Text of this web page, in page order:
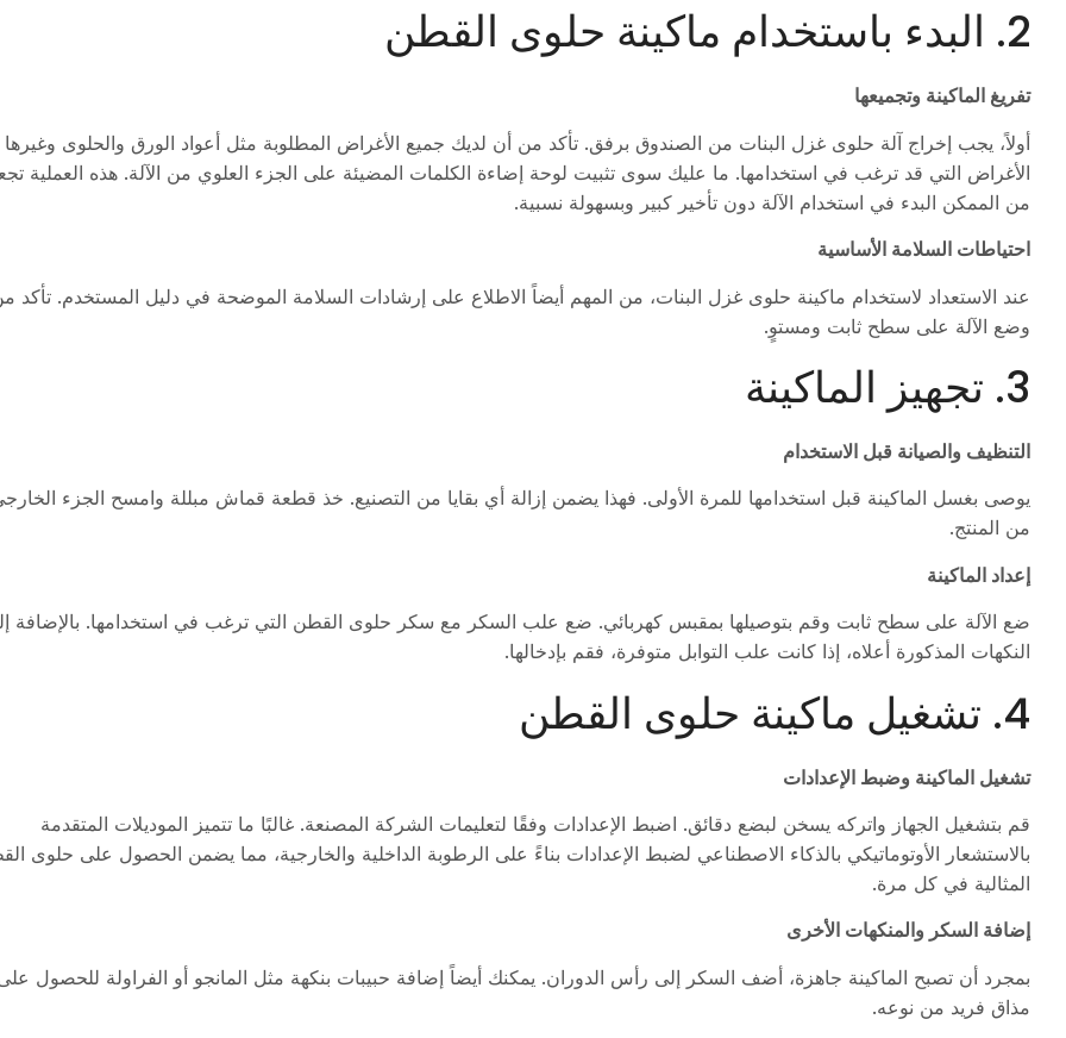
2. البدء باستخدام ماكينة حلوى القطن
تفريغ الماكينة وتجميعها
أولاً، يجب إخراج آلة حلوى غزل البنات من الصندوق برفق. تأكد من أن لديك جميع الأغراض المطلوبة مثل أعواد الورق والحلوى
الأغراض التي قد ترغب في استخدامها. ما عليك سوى تثبيت لوحة إضاءة الكلمات المضيئة على الجزء العلوي من الآلة. هذه العملية
من الممكن البدء في استخدام الآلة دون تأخير كبير وبسهولة نسبية.
احتياطات السلامة الأساسية
عند الاستعداد لاستخدام ماكينة حلوى غزل البنات، من المهم أيضاً الاطلاع على إرشادات السلامة الموضحة في دليل المستخدم. تأكد
وضع الآلة على سطح ثابت ومستوٍ.
3. تجهيز الماكينة
التنظيف والصيانة قبل الاستخدام
يوصى بغسل الماكينة قبل استخدامها للمرة الأولى. فهذا يضمن إزالة أي بقايا من التصنيع. خذ قطعة قماش مبللة وامسح الجزء
من المنتج.
إعداد الماكينة
ضع الآلة على سطح ثابت وقم بتوصيلها بمقبس كهربائي. ضع علب السكر مع سكر حلوى القطن التي ترغب في استخدامها. بالإضافة
النكهات المذكورة أعلاه، إذا كانت علب التوابل متوفرة، فقم بإدخالها.
4. تشغيل ماكينة حلوى القطن
تشغيل الماكينة وضبط الإعدادات
قم بتشغيل الجهاز واتركه يسخن لبضع دقائق. اضبط الإعدادات وفقًا لتعليمات الشركة المصنعة. غالبًا ما تتميز الموديلات المتقدمة
بالاستشعار الأوتوماتيكي بالذكاء الاصطناعي لضبط الإعدادات بناءً على الرطوبة الداخلية والخارجية، مما يضمن الحصول على حلوى
المثالية في كل مرة.
إضافة السكر والمنكهات الأخرى
بمجرد أن تصبح الماكينة جاهزة، أضف السكر إلى رأس الدوران. يمكنك أيضاً إضافة حبيبات بنكهة مثل المانجو أو الفراولة للحصول
مذاق فريد من نوعه.